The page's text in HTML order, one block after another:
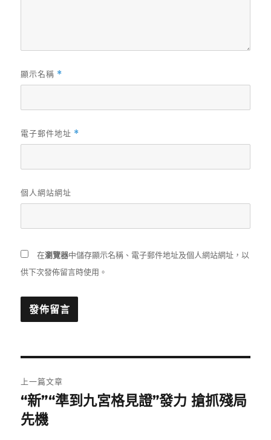
顯示名稱 *
電子郵件地址 *
個人網站網址
在瀏覽器中儲存顯示名稱、電子郵件地址及個人網站網址，以
供下次發佈留言時使用。
章
導
上一篇文章
上
一
“新”“準到九宮格見證”發力 搶抓殘局
先機